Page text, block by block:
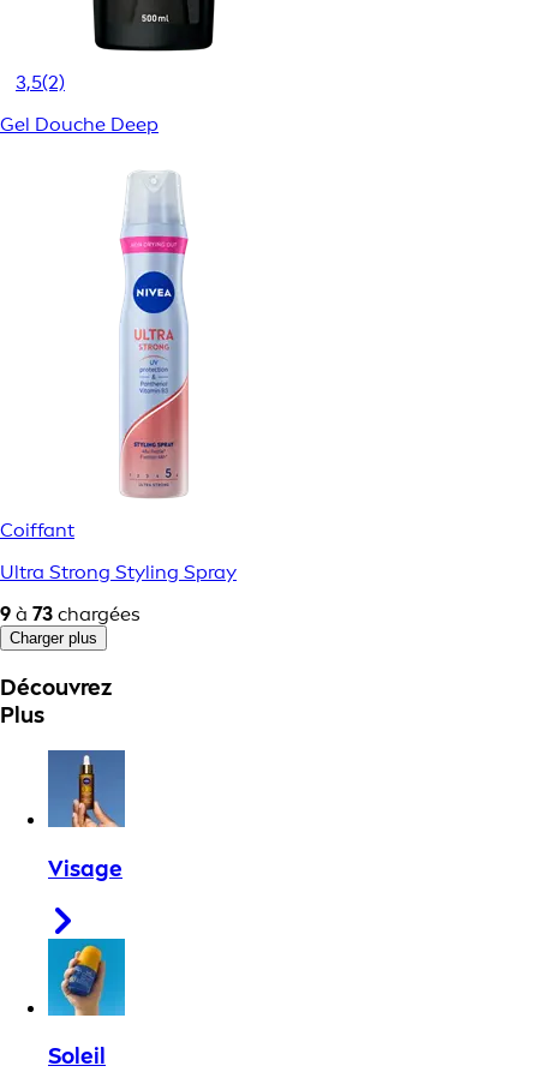
3,5(2)
Gel Douche Deep
Coiffant
Ultra Strong Styling Spray
9 à 73 chargées
Charger plus
Découvrez
Plus
Visage
Soleil